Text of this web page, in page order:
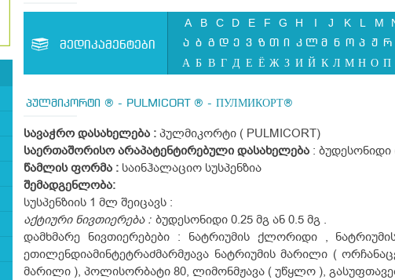
მედიკამენტები
A B C D E F G H I J K L M
ა ბ გ დ ე ვ ზ თ ი კ ლ მ ნ ო პ ჟ რ
А Б В Г Д Е Ё Ж З И Й К Л М Н О П
პულმიკორტი ® - PULMICORT ® - ПУЛМИКОРТ®
სავაჭრო დასახელება : პულმიკორტი ( PULMICORT)
საერთაშორისო არაპატენტირებული დასახელება :
წამლის ფორმა : საინჰალაციო სუსპენზია
შემადგენლობა:
სუსპენზიის 1 მლ შეიცავს :
აქტიური ნივთიერება : ბუდესონიდი 0.25 მგ ან 0.5 მგ .
დამხმარე ნივთიერებები : ნატრიუმის ქლორიდი ,
ეთილენდიამინტეტრაძმარმჟავა ნატრიუმის მარილი (
მარილი ), პოლისორბატი 80, ლიმონმჟავა ( უწყლო ),